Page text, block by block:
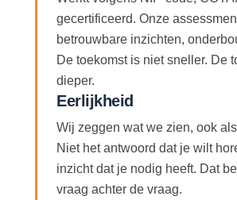
gecertificeerd. Onze
betrouwbare inzichten,
De toekomst is niet sneller. De
dieper.
Eerlijkheid
Wij zeggen wat we zien, ook
Niet het antwoord dat je wilt
inzicht dat je nodig heeft. Dat
vraag achter de vraag.